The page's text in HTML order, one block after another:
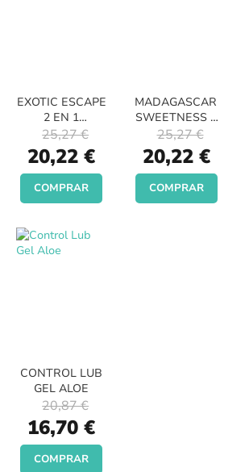
EXOTIC ESCAPE
2 EN 1
CONTROL
Special
Price
20,22 €
25,27 €
COMPRAR
MADAGASCAR
SWEETNESS 2
EN 1 CONTROL
Special
Price
20,22 €
25,27 €
COMPRAR
CONTROL LUB
GEL ALOE
Special
Price
16,70 €
20,87 €
COMPRAR